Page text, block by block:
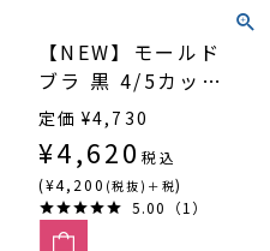
【NEW】モールド
ブラ 黒 4/5カッ
プ・丸胸 （SP-
551）
定価 ¥4,730
¥4,620 税込
(¥4,200 (税抜)＋税)
5.00（1）